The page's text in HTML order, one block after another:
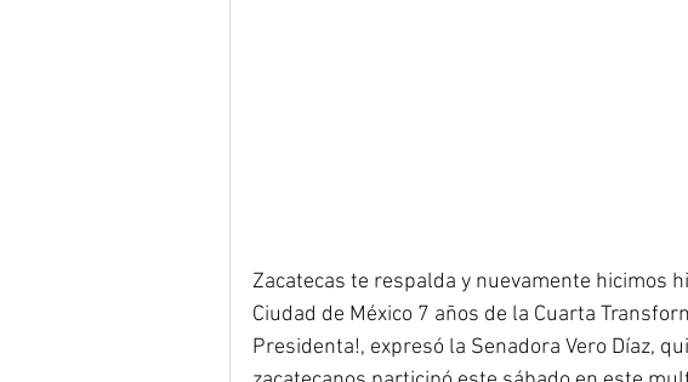
Zacatecas te respalda y nuevamente hicimos
Ciudad de México 7 años de la Cuarta
Presidenta!, expresó la Senadora Vero Díaz,